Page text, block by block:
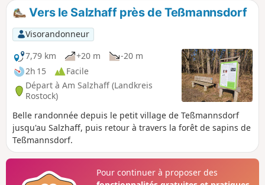
Vers le Salzhaff près de Teßmannsdorf
Visorandonneur
7,79 km
+20 m
-20 m
2h 15
Facile
Départ à Am Salzhaff (Landkreis
Rostock)
Belle randonnée depuis le petit village de Teßmannsdorf
jusqu'au Salzhaff, puis retour à travers la forêt de sapins de
Teßmannsdorf.
Pour continuer à proposer des